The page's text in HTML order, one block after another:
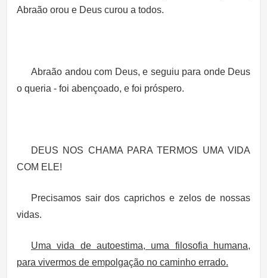
Abraão orou e Deus curou a todos.
Abraão andou com Deus, e seguiu para onde Deus
o queria - foi abençoado, e foi próspero.
DEUS NOS CHAMA PARA TERMOS UMA VIDA
COM ELE!
Precisamos sair dos caprichos e zelos de nossas
vidas.
Uma vida de autoestima, uma filosofia humana,
para vivermos de empolgação no caminho errado.